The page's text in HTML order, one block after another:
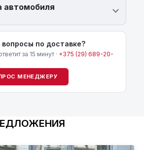
автомобиля
по доставке?
за 15 минут · +375 (29) 689-20-
МЕНЕДЖЕРУ